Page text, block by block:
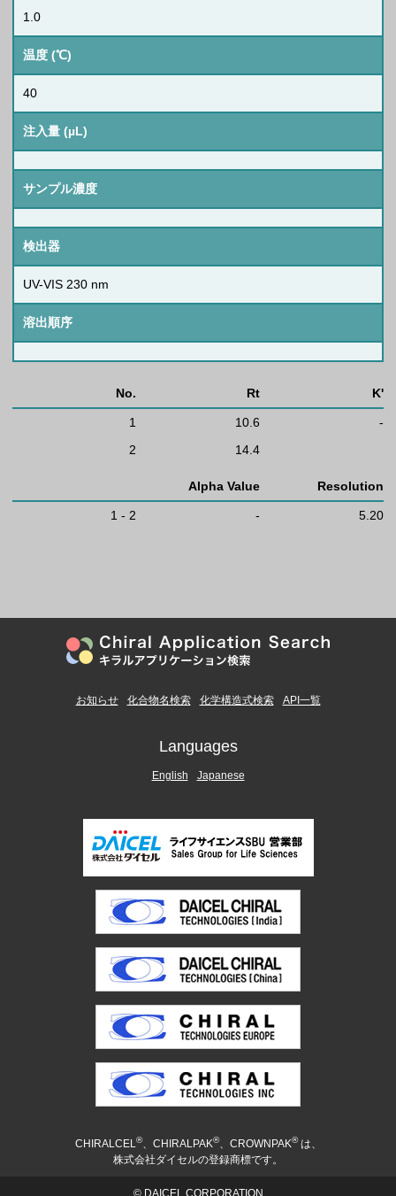
1.0
温度 (℃)
40
注入量 (µL)
サンプル濃度
検出器
UV-VIS 230 nm
溶出順序
No. Rt K'
1 10.6
-
2
14.4
Alpha Value Resolution
1 - 2 - 5.20
お知らせ 化合物名検索 化学構造式検索 API一覧
Languages
English Japanese
CHIRALCEL ®、CHIRALPAK®、CROWNPAK®は、
株式会社ダイセルの登録商標です。
© DAICEL CORPORATION